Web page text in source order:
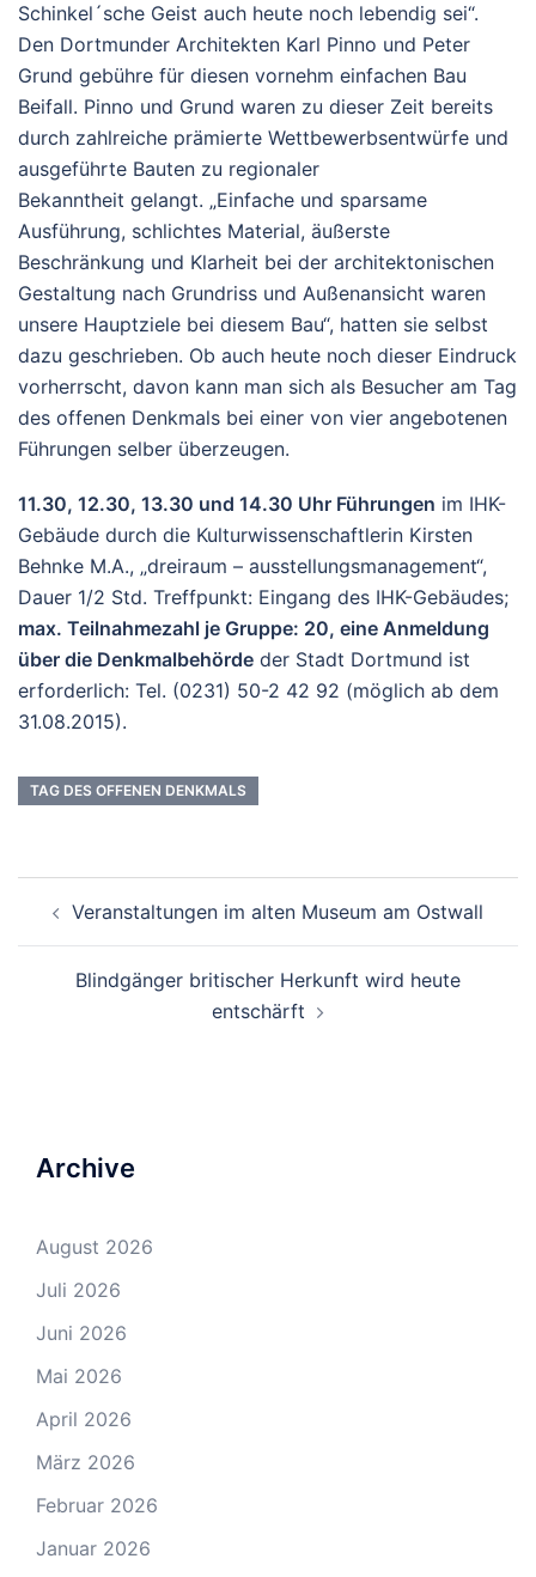
Schinkel´sche Geist auch heute noch lebendig sei“.
Den Dortmunder Architekten Karl Pinno und Peter
Grund gebühre für diesen vornehm einfachen Bau
Beifall. Pinno und Grund waren zu dieser Zeit bereits
durch zahlreiche prämierte Wettbewerbsentwürfe und
ausgeführte Bauten zu regionaler
Bekanntheit gelangt. „Einfache und sparsame
Ausführung, schlichtes Material, äußerste
Beschränkung und Klarheit bei der architektonischen
Gestaltung nach Grundriss und Außenansicht waren
unsere Hauptziele bei diesem Bau“, hatten sie selbst
dazu geschrieben. Ob auch heute noch dieser Eindruck
vorherrscht, davon kann man sich als Besucher am Tag
des offenen Denkmals bei einer von vier angebotenen
Führungen selber überzeugen.
11.30, 12.30, 13.30 und 14.30 Uhr Führungen im IHK-
Gebäude durch die Kulturwissenschaftlerin Kirsten
Behnke M.A., „dreiraum – ausstellungsmanagement“,
Dauer 1/2 Std. Treffpunkt: Eingang des IHK-Gebäudes;
max. Teilnahmezahl je Gruppe: 20, eine Anmeldung
über die Denkmalbehörde der Stadt Dortmund ist
erforderlich: Tel. (0231) 50-2 42 92 (möglich ab dem
31.08.2015).
TAG DES OFFENEN DENKMALS
Navigation
Veranstaltungen im alten Museum am Ostwall
Blindgänger britischer Herkunft wird heute
entschärft
Archive
August 2026
Juli 2026
Juni 2026
Mai 2026
April 2026
März 2026
Februar 2026
Januar 2026